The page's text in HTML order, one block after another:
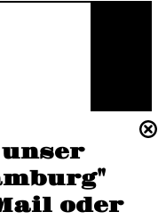
Update per E-Mail oder